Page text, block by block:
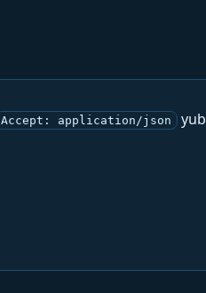
Accept: application/json